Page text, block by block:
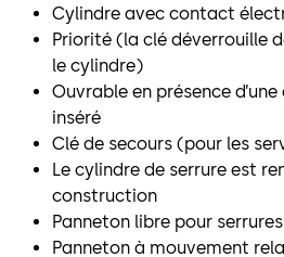
Cylindre avec contact
Priorité (la clé déverrouille
le cylindre)
Ouvrable en présence
inséré
Clé de secours (pour les
Le cylindre de serrure est
construction
Panneton libre pour
Panneton à mouvement